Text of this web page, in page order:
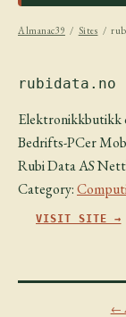
Almanac39 / Sites /
rubidata.no
Elektronikkbutikk
Bedrifts-PCer
Rubi Data AS
Category:
VISIT SITE →
←